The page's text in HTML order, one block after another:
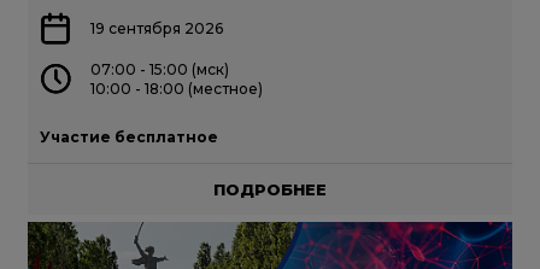
19 сентября 2026
07:00 - 15:00 (мск)
10:00 - 18:00 (местное)
Участие бесплатное
ПОДРОБНЕЕ